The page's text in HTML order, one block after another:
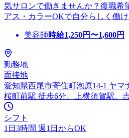
気サロンで働きませんか？復職
アス・カラーOKで自分らしく働
美容師時給1,250円〜1,600円
勤務地
面接地
愛知県西尾市寄住町泡原14-1 ヤマ
桜町前駅 徒歩6分、上横須賀駅、
シフト
1日3時間 週1日からOK